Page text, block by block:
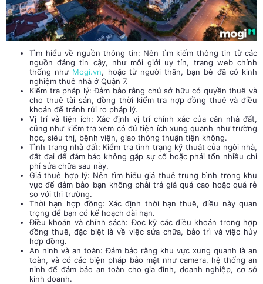
Tìm hiểu về nguồn thông tin: Nên tìm kiếm thông tin từ các
nguồn đáng tin cậy, như môi giới uy tín, trang web chính
thống như Mogi.vn, hoặc từ người thân, bạn bè đã có kinh
nghiệm thuê nhà ở Quận 7.
Kiểm tra pháp lý: Đảm bảo rằng chủ sở hữu có quyền thuê và
cho thuê tài sản, đồng thời kiểm tra hợp đồng thuê và điều
khoản để tránh rủi ro pháp lý.
Vị trí và tiện ích: Xác định vị trí chính xác của căn nhà đất,
cũng như kiểm tra xem có đủ tiện ích xung quanh như trường
học, siêu thị, bệnh viện, giao thông thuận tiện không.
Tình trạng nhà đất: Kiểm tra tình trạng kỹ thuật của ngôi nhà,
đất đai để đảm bảo không gặp sự cố hoặc phải tốn nhiều chi
phí sửa chữa sau này.
Giá thuê hợp lý: Nên tìm hiểu giá thuê trung bình trong khu
vực để đảm bảo bạn không phải trả giá quá cao hoặc quá rẻ
so với thị trường.
Thời hạn hợp đồng: Xác định thời hạn thuê, điều này quan
trọng để bạn có kế hoạch dài hạn.
Điều khoản và chính sách: Đọc kỹ các điều khoản trong hợp
đồng thuê, đặc biệt là về việc sửa chữa, bảo trì và việc hủy
hợp đồng.
An ninh và an toàn: Đảm bảo rằng khu vực xung quanh là an
toàn, và có các biện pháp bảo mật như camera, hệ thống an
ninh để đảm bảo an toàn cho gia đình, doanh nghiệp, cơ sở
kinh doanh.